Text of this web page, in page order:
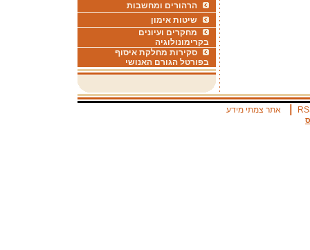
הרהורים ומחשבות
שיטות אימון
מחקרים ועיונים
בקרימונולוגיה
סקירות מחלקת איסוף
בפורטל הגורם האנושי
אתר צמתי מידע